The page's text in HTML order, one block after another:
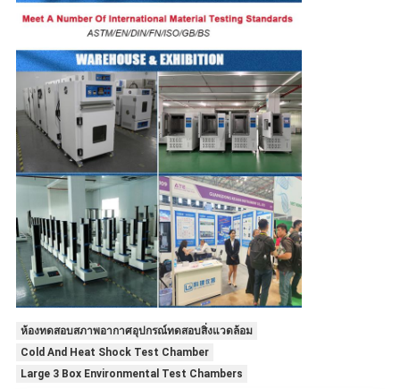
ห้องทดสอบสภาพอากาศอุปกรณ์ทดสอบสิ่งแวดล้อม
Cold And Heat Shock Test Chamber
Large 3 Box Environmental Test Chambers